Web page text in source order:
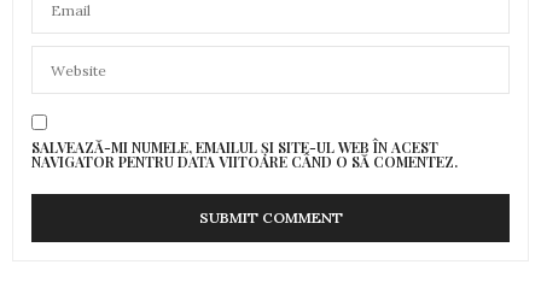
SALVEAZĂ-MI NUMELE, EMAILUL ȘI SITE-UL WEB ÎN ACEST
NAVIGATOR PENTRU DATA VIITOARE CÂND O SĂ COMENTEZ.